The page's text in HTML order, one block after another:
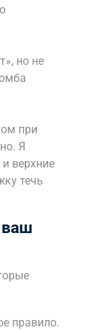
но не
при
Я
верхние
течь
правило.